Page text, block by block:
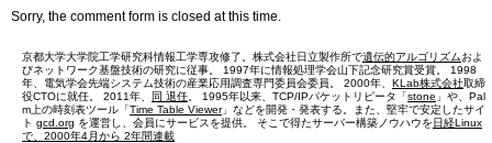
Sorry, the comment form is closed at this time.
京都大学大学院工学研究科情報工学専攻修了。株式会社日立製作所で遺伝的アルゴリズムおよ
びネットワーク基盤技術の研究に従事。 1997年に情報処理学会山下記念研究賞受賞。 1998
年、電気学会先端システム技術の産業応用調査専門委員会委員。 2000年、 KLab株式会社取締
役CTOに就任。 2011年、
同 退任 。 1995年以来、TCP/IPパケットリピータ「stone 」や、Pal
m上の時刻表ツール「Time Table Viewer」などを開発・発表する。また、堅牢で安定したサイ
ト gcd.org を運営し、会員にサービスを提供。 そこで得たサーバー構築ノウハウを日経Linux
で、2000年4月から 2年間連載